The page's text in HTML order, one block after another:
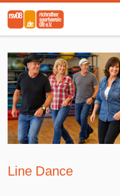
Zum Inhalt springen
Line Dance